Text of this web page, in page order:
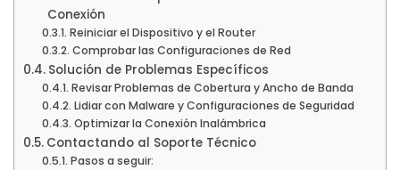
Conexión
Reiniciar el Dispositivo y el Router
Comprobar las Configuraciones de Red
Solución de Problemas Específicos
Revisar Problemas de Cobertura y Ancho de Banda
Lidiar con Malware y Configuraciones de Seguridad
Optimizar la Conexión Inalámbrica
Contactando al Soporte Técnico
Pasos a seguir: